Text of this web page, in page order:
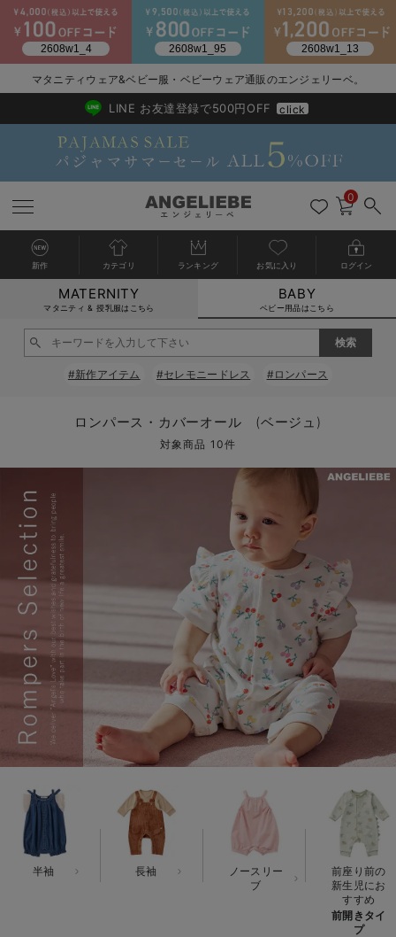
新生児服全て
ツーウェイオール・2WAYオール（新生児）
ベビー服全て
ロンパース・カバーオール
ベビー スカート
ベビートップス
ベビー アウター
ベビー セットアップ
スタイ・よだれかけ（新生児・ベビー）
ベビー帽子（新生児・乳児）
新生児スリーパー・ベビーパジャマ
ベビーシューズ・ファーストシューズ・ベビー靴下
ベビー リュック
ベビー 小物
シーズンアイテム全て
ベビー・新生児 寝具全て
ベビーベッド・布団 （ベビー・新生児）
ベビー 雑貨全て
ベビーチェア（ハイローチェア）・ベビーラック
ベビー安全グッズ
ベビーおもちゃ
メモリアルグッズ
授乳・調乳・お食事
哺乳瓶
赤ちゃん 洗剤・洗濯用品・お掃除
赤ちゃん お風呂・ベビースキンケア
おむつ関連グッズ
お出かけグッズ全て
ベビー｜季節の特集全て
猛暑からベビーを守るひんやりグッズ
ベビー 夏のお役立ちグッズ特集
【素材別】ベビーロンパース特集
袴ロンパース特集
アウトレット全て
【アウトレット】ワンピース
【アウトレット】インナー
【アウトレット】ベビー
特集全て
抗菌防臭加工
冷房対策
接触冷感素材
Tシャツブラ
ブラトップ
親子セット
快適機能ウェア特集 トップス
快適機能ウェア特集 ボトムス
快適機能ウェア特集 パジャマ
erbaviva（エルバビーバ）
安心の日本製。先輩ママが買ってよかった！本当に必要な出産準備品
ハレの日に着るANGELIEBEのセレモニー
再入荷全て
再入荷｜インナー
戻る
送料無料アイテム全て
ワンピース
スカート
パジャマ
インナー
雑貨
ベビー
戻る
ブラキャミ おまとめ
MAX55%OFF ブラック
戻る
【37周年祭セール】
【37周年祭セール】
戻る
気温差別オススメア
【15℃】3月下旬～
戻る
動きやすく着回しで
戻る
強撚スムース(コスパ
戻る
マタニティウェア
【おまとめ割】パジ
戻る
こだわりの履き心地
カジュアル
オフィス
戻る
ジャケット派
きれいめ美脚パンツ派
ツィード派
王道シンプル派
セットアップ派
戻る
出産準備応援割全て
マタニティパジャマ
戻る
【オフィスカジュア
戻る
レギンスタイプ
戻る
【フォーマル】ワン
戻る
【ベビー】長袖
戻る
ハンカチ
短肌着
セット
戻る
快適ウェア10%OFF
快適ウェア10%OFF
戻る
春のマタニティワン
セットアップ・ レイ
ジャンパースカート/
ワーク・オフィス
カジュアル
フォーマル / オケー
あったかアイテム｜
戻る
Gift Selection 出産
〜3,000円（税込）
10,001円（税込）〜
女の子におススメの
男の子におススメの
定番ギフト
もらって嬉しいギフト
かわいくておもしろ
何枚あっても嬉しい
長く使えるアイテム
お部屋映えアイテム
戻る
冬の冷え対策インナ
薄くてあったか
保温&リカバリー
レギンス・タイツ
カップ付きインナー
あったか度◎
裏起毛素材
戻る
入院準備の持ち物チ
入院してすぐ使うグ
戻る
冬のあったか特集全て
【冬のあったか特集
【冬のあったか特集
マタニティウェア&ベビー服・ベビーウェア通販のエンジェリーベ。
2026/NewArrival
送料495円(一部地域を除く) 7,700円以上で送料無料
LINE お友達登録で500円OFF click
0
新作 カテゴリ ランキング お気に入り ログイン
MATERNITY
マタニティ & 授乳服はこちら
BABY
ベビー用品はこちら
#新作アイテム #セレモニードレス #ロンパース
ロンパース・カバーオール (ベージュ)
対象商品 10件
半袖 長袖
ノースリー
ブ
前座り前の
新生児にお
すすめ
前開きタイ
プ
カートに入れる
閉じる